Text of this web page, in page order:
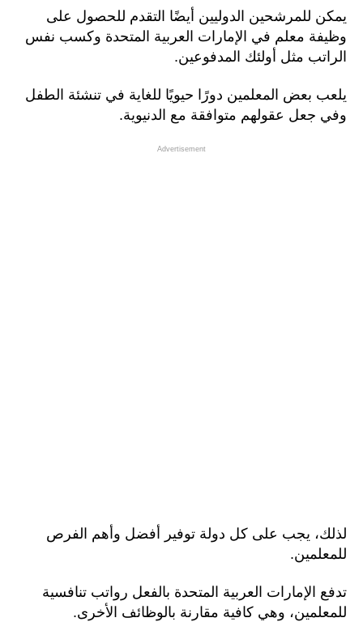
يمكن للمرشحين الدوليين أيضًا التقدم للحصول على
وظيفة معلم في الإمارات العربية المتحدة وكسب نفس
الراتب مثل أولئك المدفوعين.
يلعب بعض المعلمين دورًا حيويًا للغاية في تنشئة الطفل
وفي جعل عقولهم متوافقة مع الدنيوية.
Advertisement
لذلك، يجب على كل دولة توفير أفضل وأهم الفرص
للمعلمين.
تدفع الإمارات العربية المتحدة بالفعل رواتب تنافسية
للمعلمين، وهي كافية مقارنة بالوظائف الأخرى.